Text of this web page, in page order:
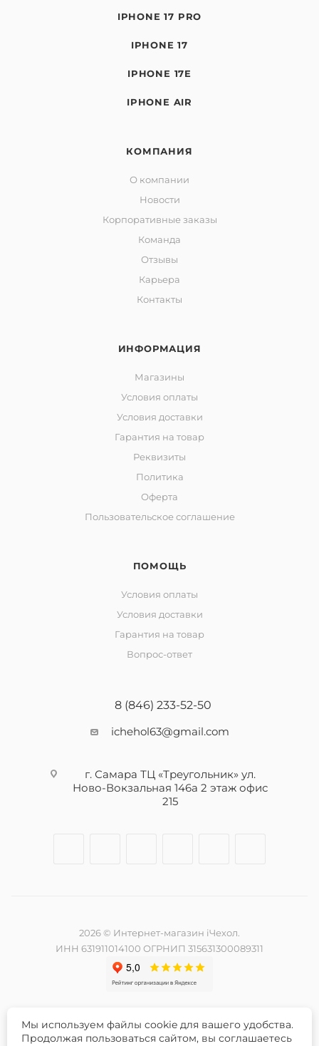
IPHONE 17 PRO
IPHONE 17
IPHONE 17E
IPHONE AIR
КОМПАНИЯ
О компании
Новости
Корпоративные заказы
Команда
Отзывы
Карьера
Контакты
ИНФОРМАЦИЯ
Магазины
Условия оплаты
Условия доставки
Гарантия на товар
Реквизиты
Политика
Оферта
Пользовательское соглашение
ПОМОЩЬ
Условия оплаты
Условия доставки
Гарантия на товар
Вопрос-ответ
8 (846) 233-52-50
ichehol63@gmail.com
г. Самара ТЦ «Треугольник» ул.
Ново-Вокзальная 146а 2 этаж офис
215
2026 © Интернет-магазин iЧехол.
ИНН 631911014100 ОГРНИП 315631300089311
Разработка и продвижение сайта -
Мы используем файлы cookie для вашего удобства.
Продолжая пользоваться сайтом, вы соглашаетесь